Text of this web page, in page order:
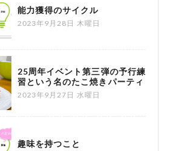
能力獲得のサイクル
2023年9月28日 木曜日
25周年イベント第三弾の予行練
習という名のたこ焼きパーティ
2023年9月27日 水曜日
趣味を持つこと